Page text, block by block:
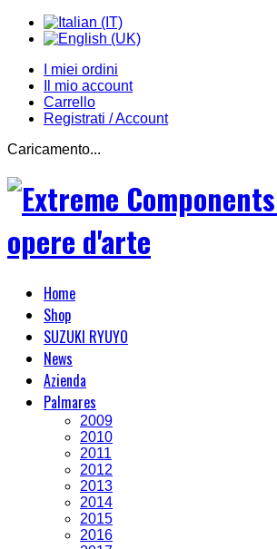
I miei ordini
Il mio account
Carrello
Registrati / Account
Caricamento...
Home
Shop
SUZUKI RYUYO
News
Azienda
Palmares
2009
2010
2011
2012
2013
2014
2015
2016